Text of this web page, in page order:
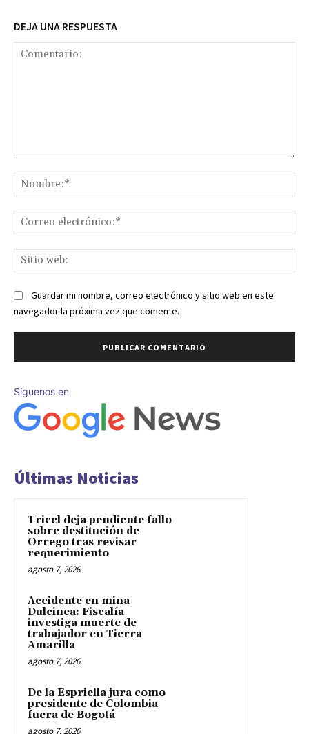
DEJA UNA RESPUESTA
Guardar mi nombre, correo electrónico y sitio web en este
navegador la próxima vez que comente.
Síguenos en
Últimas Noticias
Tricel deja pendiente fallo
sobre destitución de
Orrego tras revisar
requerimiento
agosto 7, 2026
Accidente en mina
Dulcinea: Fiscalía
investiga muerte de
trabajador en Tierra
Amarilla
agosto 7, 2026
De la Espriella jura como
presidente de Colombia
fuera de Bogotá
agosto 7, 2026